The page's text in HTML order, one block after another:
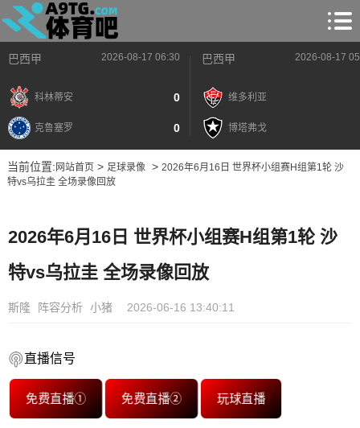
巴西甲 2026-08-17 06:30
科林蒂安 0
克鲁塞罗 0
巴西甲 2026-08-17
维多利亚
博塔弗戈
当前位置: 网站首页> 足球录像 > 2026年6月16日 世界杯小组赛H组第1轮 沙
特vs乌拉圭 全场录像回放
2026年6月16日 世界杯小组赛H组第1轮 沙
特vs乌拉圭 全场录像回放
斯隆 阵容分析 小猪 2026-06-16 13:40:11
直播信号
免费直播① 免费直播② 玩球直播